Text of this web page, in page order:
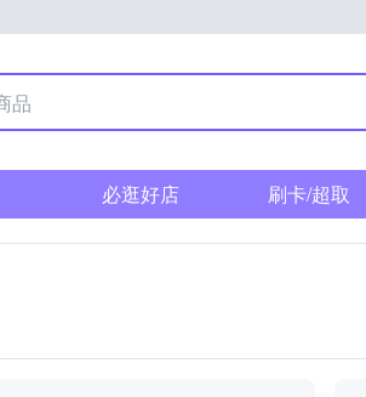
必逛好店 刷卡/超取